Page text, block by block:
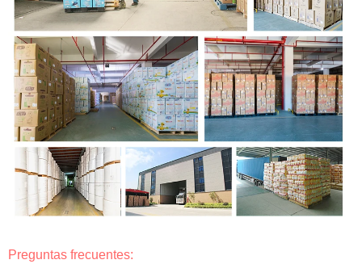
Preguntas frecuentes: